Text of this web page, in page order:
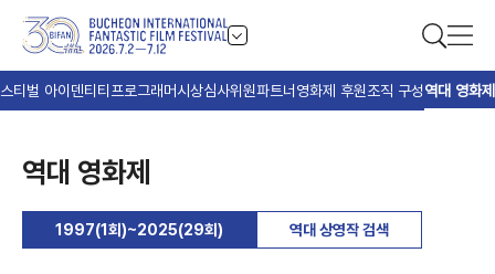
티벌 아이덴티티 프로그래머시상심사위원파트너 영화제 후원조직 구성역대 영화제
역대 영화제
1997(1회)~2025(29회) 역대 상영작 검색